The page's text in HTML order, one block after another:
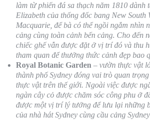
làm từ phiến đá sa thạch năm 1810 dành
Elizabeth của thống đốc bang New South
Macquarie, để bà có thể ngồi ngắm nhìn
cảng cùng toàn cảnh bến cảng. Cho đến
chiếc ghế vẫn được đặt ở vị trí đó và thu
tham quan để thưởng thức cảnh đẹp bao
Royal Botanic Garden – vườn thực vật
thành phố Sydney đóng vai trò quan
thực vật trên thế giới. Ngoài việc được
ngàn cây cỏ được chăm sóc công phu ở
được một vị trí lý tưởng để lưu lại những
của nhà hát Sydney cùng cầu cảng Sydney